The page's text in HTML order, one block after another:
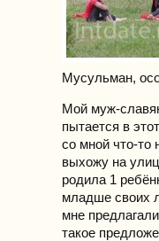
Мусульман,
Мой муж-
пытается в
со мной что-то
выхожу на
родила 1
младше своих
мне
такое